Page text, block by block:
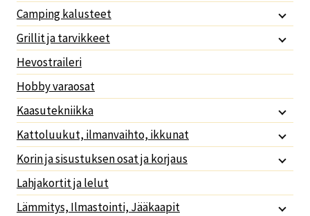
Camping kalusteet
Grillit ja tarvikkeet
Hevostraileri
Hobby varaosat
Kaasutekniikka
Kattoluukut, ilmanvaihto, ikkunat
Korin ja sisustuksen osat ja korjaus
Lahjakortit ja lelut
Lämmitys, Ilmastointi, Jääkaapit